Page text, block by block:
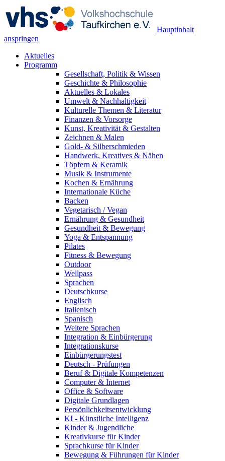
Hauptinhalt
anspringen
Aktuelles
Programm
Gesellschaft, Politik & Wissen
Geschichte & Philosophie
Aktuelles & Lokales
Umwelt & Nachhaltigkeit
Kulturelle Themen & Literatur
Finanzen & Vorsorge
Kunst, Kreativität & Gestalten
Zeichnen & Malen
Gold- & Silberschmieden
Handwerk, Kreatives & Nähen
Töpfern & Keramik
Musik & Instrumente
Kochen & Ernährung
Internationale Küche
Backen
Vegetarisch / Vegan
Ernährung & Gesundheit
Gesundheit & Bewegung
Yoga & Entspannung
Pilates
Fitness & Bewegung
Outdoor
Wellpass
Sprachen
Deutschkurse
Englisch
Italienisch
Spanisch
Weitere Sprachen
Integration & Einbürgerung
Integrationskurse
Einbürgerungstest
Deutsch - Prüfungen
Beruf & Digitale Kompetenzen
Computer & Internet
Office & Software
Digitale Grundlagen
Persönlichkeitsentwicklung
KI - Künstliche Intelligenz
Kinder & Jugendliche
Kreativkurse für Kinder
Sprachkurse für Kinder
Bewegung & Führungen für Kinder